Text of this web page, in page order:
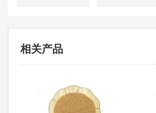
相关产品